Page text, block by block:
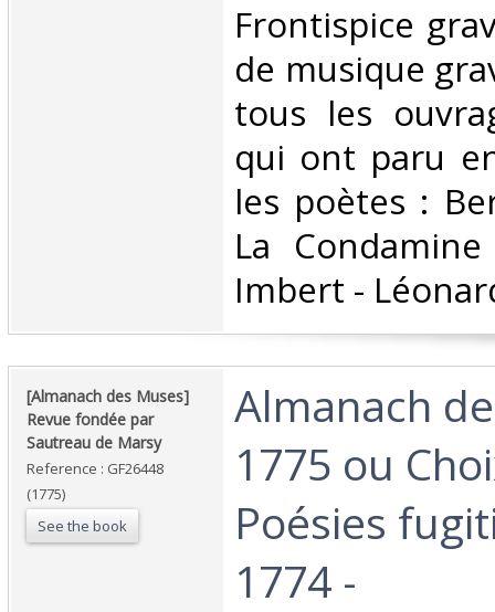
‎Frontispice
de musique
tous les
qui ont paru
les poètes :
La
Imbert -
‎[Almanach des Muses]
Revue fondée par
Sautreau de Marsy‎
Reference : GF26448
(1775)
See the book
‎Almanach
1775 ou
Poésies
1774 -‎